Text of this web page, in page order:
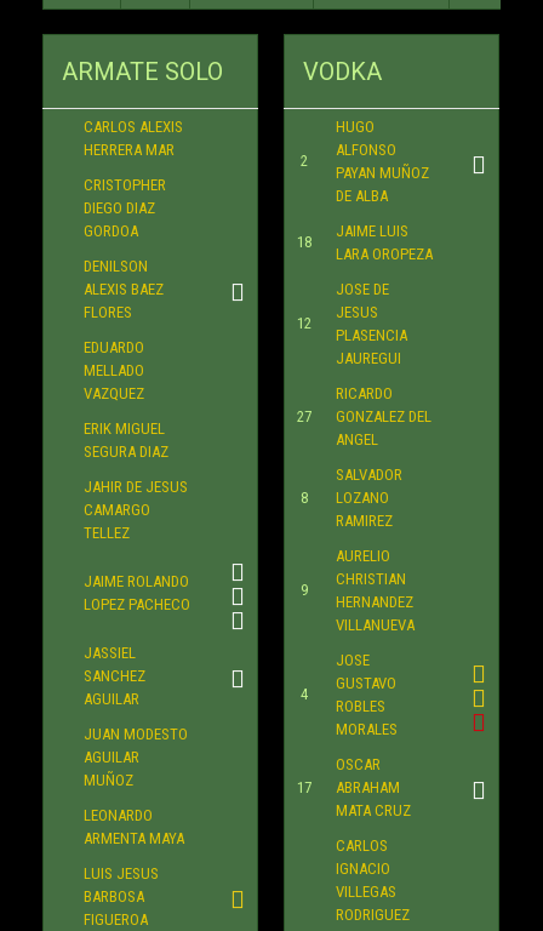
ARMATE SOLO
CARLOS ALEXIS
HERRERA MAR
CRISTOPHER
DIEGO DIAZ
GORDOA
DENILSON
ALEXIS BAEZ
FLORES
EDUARDO
MELLADO
VAZQUEZ
ERIK MIGUEL
SEGURA DIAZ
JAHIR DE JESUS
CAMARGO
TELLEZ
JAIME ROLANDO
LOPEZ PACHECO
JASSIEL
SANCHEZ
AGUILAR
JUAN MODESTO
AGUILAR
MUÑOZ
LEONARDO
ARMENTA MAYA
LUIS JESUS
BARBOSA
FIGUEROA
VODKA
2
HUGO
ALFONSO
PAYAN MUÑOZ
DE ALBA
18
JAIME LUIS
LARA OROPEZA
12
JOSE DE
JESUS
PLASENCIA
JAUREGUI
27
RICARDO
GONZALEZ DEL
ANGEL
8
SALVADOR
LOZANO
RAMIREZ
9
AURELIO
CHRISTIAN
HERNANDEZ
VILLANUEVA
4
JOSE
GUSTAVO
ROBLES
MORALES
17
OSCAR
ABRAHAM
MATA CRUZ
CARLOS
IGNACIO
VILLEGAS
RODRIGUEZ